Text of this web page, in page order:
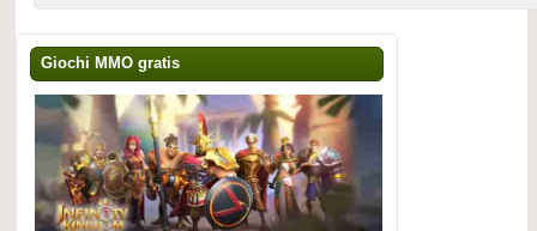
Giochi MMO gratis